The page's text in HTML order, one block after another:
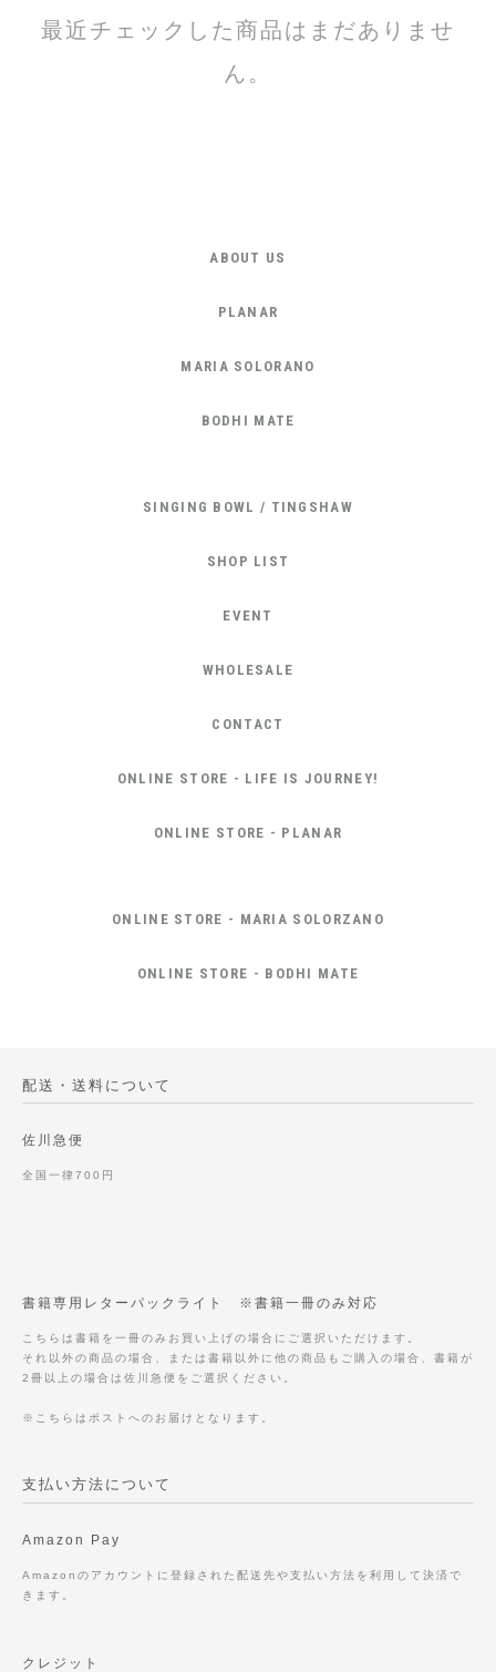
最近チェックした商品はまだありませ
ん。
ABOUT US
PLANAR
MARIA SOLORANO
BODHI MATE
SINGING BOWL / TINGSHAW
SHOP LIST
EVENT
WHOLESALE
CONTACT
ONLINE STORE - LIFE IS JOURNEY!
ONLINE STORE - PLANAR
ONLINE STORE - MARIA SOLORZANO
ONLINE STORE - BODHI MATE
配送・送料について
佐川急便
全国一律700円
書籍専用レターパックライト ※書籍一冊のみ対応
こちらは書籍を一冊のみお買い上げの場合にご選択いただけます。
それ以外の商品の場合、または書籍以外に他の商品もご購入の場合、書籍が
2冊以上の場合は佐川急便をご選択ください。
※こちらはポストへのお届けとなります。
支払い方法について
Amazon Pay
Amazonのアカウントに登録された配送先や支払い方法を利用して決済で
きます。
クレジット